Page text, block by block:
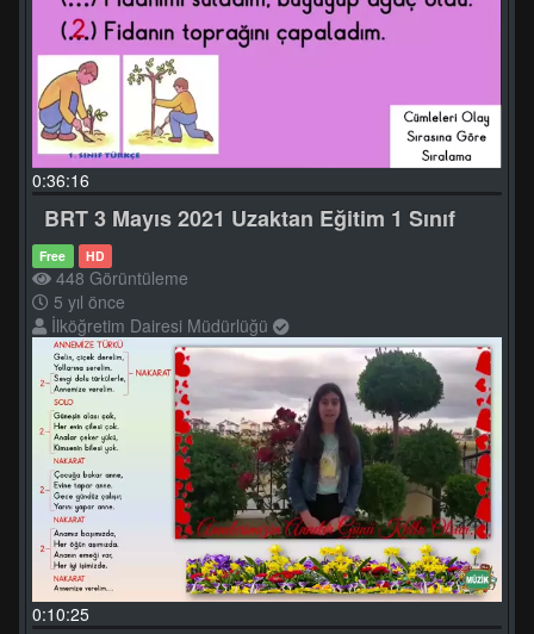
0:36:16
BRT 3 Mayıs 2021 Uzaktan Eğitim 1 Sınıf
Free HD
448 Görüntüleme
5 yıl önce
İlköğretim Dairesi Müdürlüğü
0:10:25